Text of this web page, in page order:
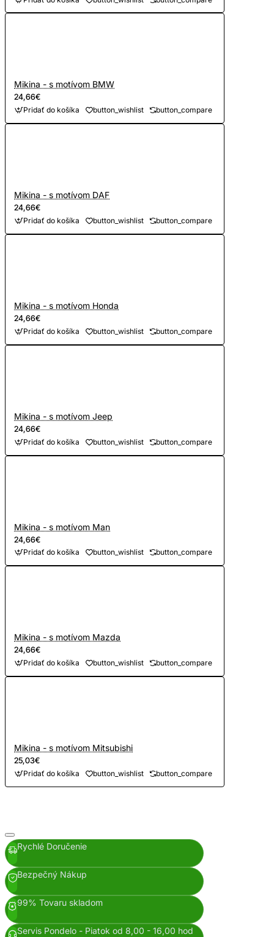
Mikina - s motívom BMW
24,66€
Pridať do košíka button_wishlist button_compare
Mikina - s motívom DAF
24,66€
Pridať do košíka button_wishlist button_compare
Mikina - s motívom Honda
24,66€
Pridať do košíka button_wishlist button_compare
Mikina - s motívom Jeep
24,66€
Pridať do košíka button_wishlist button_compare
Mikina - s motívom Man
24,66€
Pridať do košíka button_wishlist button_compare
Mikina - s motívom Mazda
24,66€
Pridať do košíka button_wishlist button_compare
Mikina - s motívom Mitsubishi
25,03€
Pridať do košíka button_wishlist button_compare
Rychlé Doručenie
Bezpečný Nákup
99% Tovaru skladom
Servis Pondelo - Piatok od 8,00 - 16,00 hod